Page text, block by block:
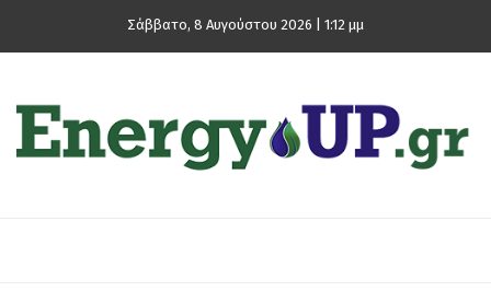
Σάββατο, 8 Αυγούστου 2026 | 1:12 μμ